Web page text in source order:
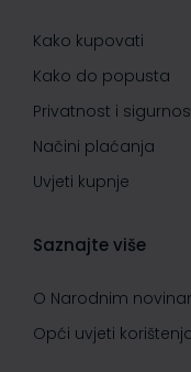
Kako kupovati
Kako do popusta
Privatnost i
Načini plaćanja
Uvjeti kupnje
Saznajte više
O Narodnim
Opći uvjeti